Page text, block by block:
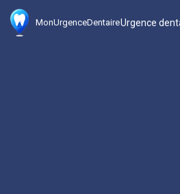
MonUrgenceDentaireUrgence